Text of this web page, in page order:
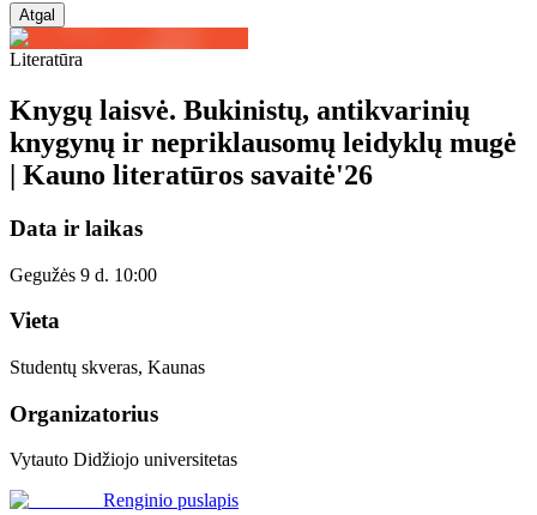
Atgal
Literatūra
Knygų laisvė. Bukinistų, antikvarinių
knygynų ir nepriklausomų leidyklų mugė
| Kauno literatūros savaitė'26
Data ir laikas
Gegužės 9 d. 10:00
Vieta
Studentų skveras, Kaunas
Organizatorius
Vytauto Didžiojo universitetas
Renginio puslapis